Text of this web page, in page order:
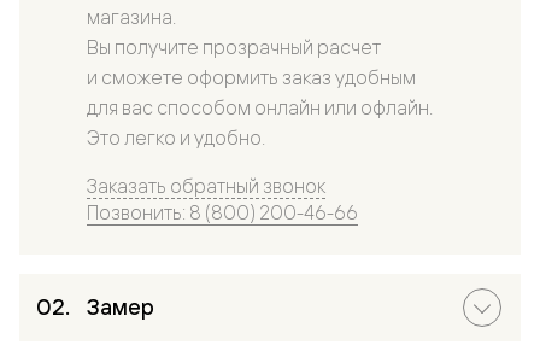
магазина.
Вы получите прозрачный расчет
и сможете оформить заказ удобным
для вас способом онлайн или офлайн.
Это легко и удобно.
Заказать обратный звонок
Позвонить: 8 (800) 200-46-66
Замер